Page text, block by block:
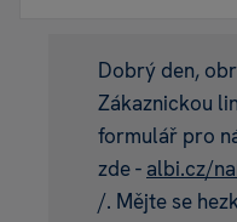
Dobrý den,
Zákaznickou
formulář pro
zde - albi.cz/
/. Mějte se